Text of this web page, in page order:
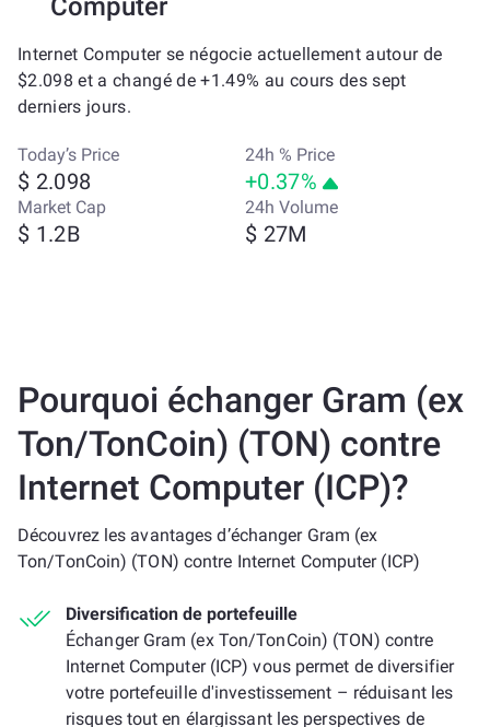
Computer
Internet Computer se négocie actuellement autour de
$2.098 et a changé de +1.49% au cours des sept
derniers jours.
Today’s Price
$ 2.098
24h % Price
+0.37%
Market Cap
$ 1.2B
24h Volume
$ 27M
Pourquoi échanger Gram (ex
Ton/TonCoin) (TON) contre
Internet Computer (ICP)?
Découvrez les avantages d’échanger Gram (ex
Ton/TonCoin) (TON) contre Internet Computer (ICP)
Diversification de portefeuille
Échanger Gram (ex Ton/TonCoin) (TON) contre
Internet Computer (ICP) vous permet de diversifier
votre portefeuille d'investissement – réduisant les
risques tout en élargissant les perspectives de